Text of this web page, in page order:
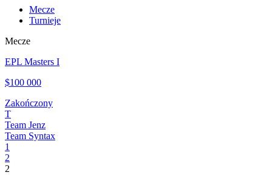
Mecze
Turnieje
Mecze
EPL Masters I
$100 000
Zakończony
T
Team Jenz
Team Syntax
1
2
2